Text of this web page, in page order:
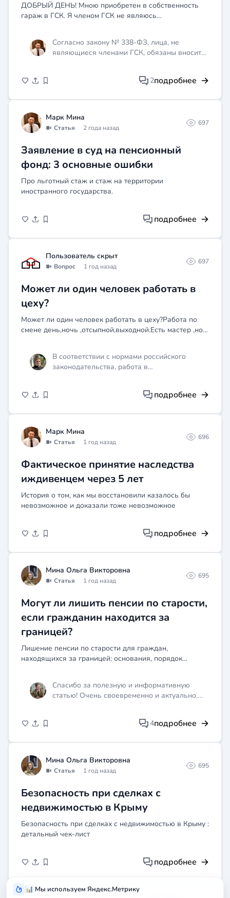
📊 Мы используем Яндекс.Метрику
ДОБРЫЙ ДЕНЬ! Мною приобретен в собственность
гараж в ГСК. Я членом ГСК не являюсь
Мы отправили им пи...
Согласно закону № 338-ФЗ, лица, не
являющиеся членами ГСК, обязаны вносить
продолжает требовать с вас большую сумму,
консультацией к юристу.
2подробнее
Марк Мина
Статья 2 года назад
697
Заявление в суд на пенсионный
фонд: 3 основные ошибки
Про льготный стаж и стаж на территории
иностранного государства.
подробнее
Пользователь скрыт
Вопрос 1 год назад
697
Может ли один человек работать в
цеху?
Может ли один человек работать в цеху?Работа по
смене день,ночь ,отсыпной,выходной.Есть мастер ,но у
В соответствии с нормами российского
законодательства, работа в
повышенной опасностью. Это противоречит
работодателя. Если вы работаете один, это
повод обратиться в трудовую инспекцию.
подробнее
Марк Мина
Статья 1 год назад
696
Фактическое принятие наследства
иждивенцем через 5 лет
История о том, как мы восстановили казалось бы
невозможное и доказали тоже невозможное
подробнее
Мина Ольга Викторовна
Статья 1 год назад
695
Могут ли лишить пенсии по старости,
если гражданин находится за
границей?
Лишение пенсии по старости для граждан,
находящихся за границей: основания, порядок
Спасибо за полезную и информативную
статью! Очень своевременно и актуально.
пребывании за границей.
4подробнее
Мина Ольга Викторовна
Статья 1 год назад
695
Безопасность при сделках с
недвижимостью в Крыму
Безопасность при сделках с недвижимостью в Крыму :
детальный чек-лист
подробнее